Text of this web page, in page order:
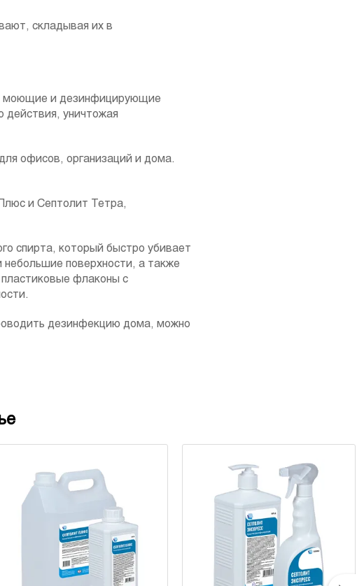
складывая их в
моющие и дезинфицирующие
действия, уничтожая
офисов, организаций и дома.
и Септолит Тетра,
спирта, который быстро убивает
поверхности, а также
флаконы с
дезинфекцию дома, можно